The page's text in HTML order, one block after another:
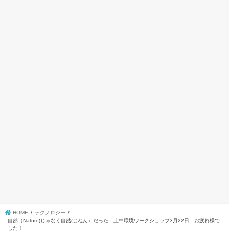
HOME
テクノロジー
自然（Nature)じゃなく自然(じねん）だった 土中環境ワークショップ3月22日 お疲れ様で
した！